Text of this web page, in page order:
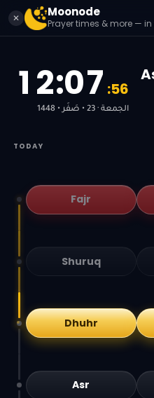
✕ Moonode
Prayer times & more —
1 2:07 :56
الجمعة · 23 • صَفَر • 1448
TODAY
Fajr
Shuruq
Dhuhr
Asr